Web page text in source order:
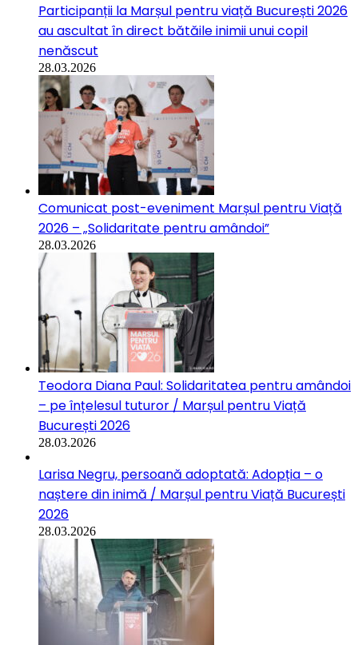
Participanții la Marșul pentru viață București 2026
au ascultat în direct bătăile inimii unui copil
nenăscut
28.03.2026
Comunicat post-eveniment Marșul pentru Viață
2026 – „Solidaritate pentru amândoi”
28.03.2026
Teodora Diana Paul: Solidaritatea pentru amândoi
– pe înțelesul tuturor / Marșul pentru Viață
București 2026
28.03.2026
Larisa Negru, persoană adoptată: Adopția – o
naștere din inimă / Marșul pentru Viață București
2026
28.03.2026